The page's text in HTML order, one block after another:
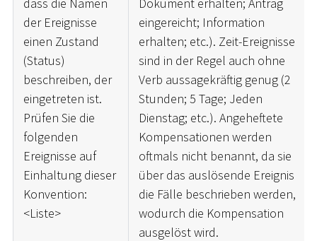
der Ereignisse
einen Zustand
(Status)
beschreiben, der
eingetreten ist.
Prüfen Sie die
folgenden
Ereignisse auf
Einhaltung dieser
Konvention:
<Liste>
eingereicht; Information
erhalten; etc.). Zeit-Ereignisse
sind in der Regel auch ohne
Verb aussagekräftig genug (2
Stunden; 5 Tage; Jeden
Dienstag; etc.). Angeheftete
Kompensationen werden
oftmals nicht benannt, da sie
über das auslösende Ereignis
die Fälle beschrieben werden,
wodurch die Kompensation
ausgelöst wird.